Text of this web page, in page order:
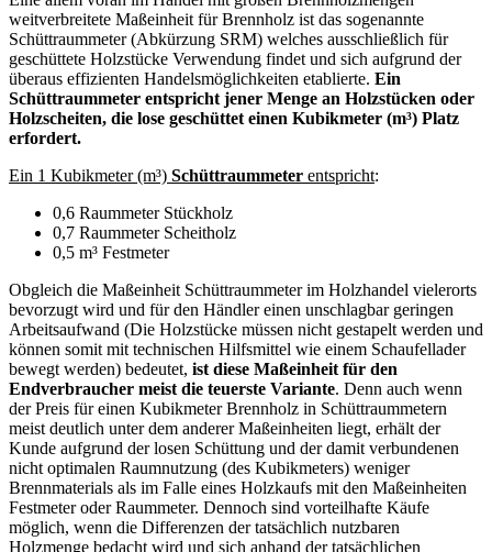
weitverbreitete Maßeinheit für Brennholz ist das sogenannte
Schüttraummeter (Abkürzung SRM) welches ausschließlich für
geschüttete Holzstücke Verwendung findet und sich aufgrund der
überaus effizienten Handelsmöglichkeiten etablierte. Ein
Schüttraummeter entspricht jener Menge an Holzstücken oder
Holzscheiten, die lose geschüttet einen Kubikmeter (m³) Platz
erfordert.
Ein 1 Kubikmeter (m³) Schüttraummeter entspricht:
0,6 Raummeter Stückholz
0,7 Raummeter Scheitholz
0,5 m³ Festmeter
Obgleich die Maßeinheit Schüttraummeter im Holzhandel vielerorts
bevorzugt wird und für den Händler einen unschlagbar geringen
Arbeitsaufwand (Die Holzstücke müssen nicht gestapelt werden und
können somit mit technischen Hilfsmittel wie einem Schaufellader
bewegt werden) bedeutet, ist diese Maßeinheit für den
Endverbraucher meist die teuerste Variante. Denn auch wenn
der Preis für einen Kubikmeter Brennholz in Schüttraummetern
meist deutlich unter dem anderer Maßeinheiten liegt, erhält der
Kunde aufgrund der losen Schüttung und der damit verbundenen
nicht optimalen Raumnutzung (des Kubikmeters) weniger
Brennmaterials als im Falle eines Holzkaufs mit den Maßeinheiten
Festmeter oder Raummeter. Dennoch sind vorteilhafte Käufe
möglich, wenn die Differenzen der tatsächlich nutzbaren
Holzmenge bedacht wird und sich anhand der tatsächlichen